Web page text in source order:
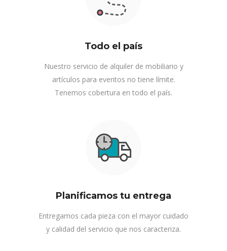
Todo el país
Nuestro servicio de alquiler de mobiliario y
artículos para eventos no tiene límite.
Tenemos cobertura en todo el país.
Planificamos tu entrega
Entregamos cada pieza con el mayor cuidado
y calidad del servicio que nos caracteriza.